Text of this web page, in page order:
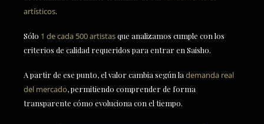
artísticos.
Sólo 1 de cada 500 artistasque analizamos cumple con los
criterios de calidad requeridos para entrar en Saisho.
A partir de ese punto, el valor cambia según la demanda real
del mercado, permitiendo comprender de forma
transparente cómo evoluciona con el tiempo.